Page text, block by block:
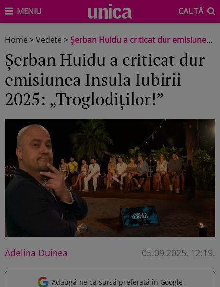
MENIU CAUTĂ
Home >Vedete > Șerban Huidu a criticat dur emisiunea Insula Iubirii 2025: „Troglodiților!”
Șerban Huidu a criticat dur
emisiunea Insula Iubirii
2025: „Troglodiților!”
Adelina Duinea 05.09.2025, 12:19.
Adaugă-ne ca sursă preferată în Google